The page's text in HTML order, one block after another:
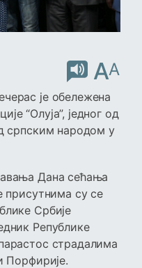
AA
је обележена
“Олуја”, једног од
српским народом у
Дана сећања
присутнима су се
Србије
Републике
страдалима
Порфирије.